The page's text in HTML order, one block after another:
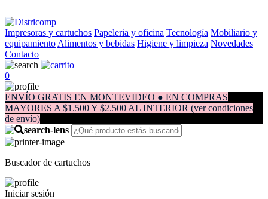
Impresoras y cartuchos Papeleria y oficina Tecnología Mobiliario y
equipamiento Alimentos y bebidas Higiene y limpieza Novedades
Contacto
0
ENVÍO GRATIS EN MONTEVIDEO ● EN COMPRAS
MAYORES A $1.500 Y $2.500 AL INTERIOR (ver condiciones
de envío)
Buscador de cartuchos
Iniciar sesión